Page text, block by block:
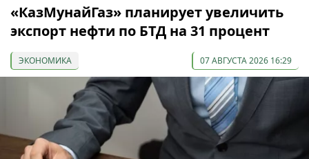
«КазМунайГаз» планирует увеличить
экспорт нефти по БТД на 31 процент
ЭКОНОМИКА 07 АВГУСТА 2026 16:29